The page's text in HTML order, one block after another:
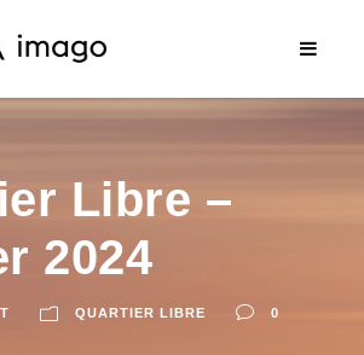
Libre –
2024
QUARTIER LIBRE 0